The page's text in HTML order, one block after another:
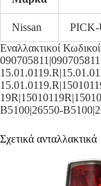
Nissan
Εναλλακτικοί
B5100|26550-
Σχετικά ανταλλακτικά